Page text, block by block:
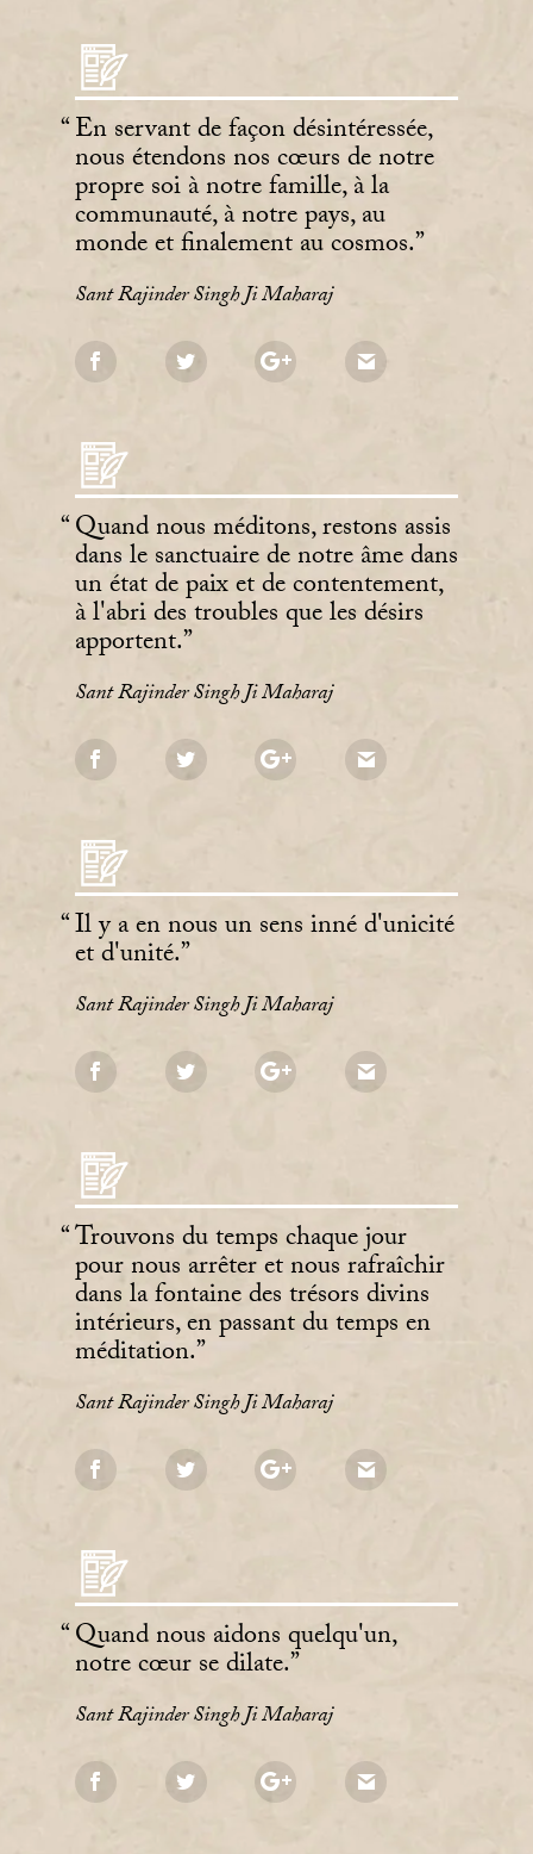
En servant de façon désintéressée,
nous étendons nos cœurs de notre
propre soi à notre famille, à la
communauté, à notre pays, au
monde et finalement au cosmos.
Sant Rajinder Singh Ji Maharaj
Quand nous méditons, restons assis
dans le sanctuaire de notre âme dans
un état de paix et de contentement,
à l'abri des troubles que les désirs
apportent.
Sant Rajinder Singh Ji Maharaj
Il y a en nous un sens inné d'unicité
et d'unité.
Sant Rajinder Singh Ji Maharaj
Trouvons du temps chaque jour
pour nous arrêter et nous rafraîchir
dans la fontaine des trésors divins
intérieurs, en passant du temps en
méditation.
Sant Rajinder Singh Ji Maharaj
Quand nous aidons quelqu'un,
notre cœur se dilate.
Sant Rajinder Singh Ji Maharaj